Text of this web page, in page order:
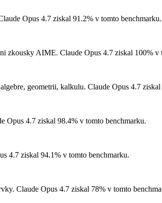
Opus 4.7 ziskal 91.2% v tomto benchmarku.
zkousky AIME. Claude Opus 4.7 ziskal 100% v
geometrii, kalkulu. Claude Opus 4.7
Opus 4.7 ziskal 98.4% v tomto benchmarku.
4.7 ziskal 94.1% v tomto benchmarku.
Claude Opus 4.7 ziskal 78% v tomto